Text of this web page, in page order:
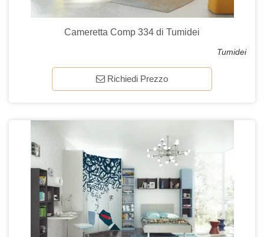
Cameretta Comp 334 di Tumidei
Tumidei
Richiedi Prezzo